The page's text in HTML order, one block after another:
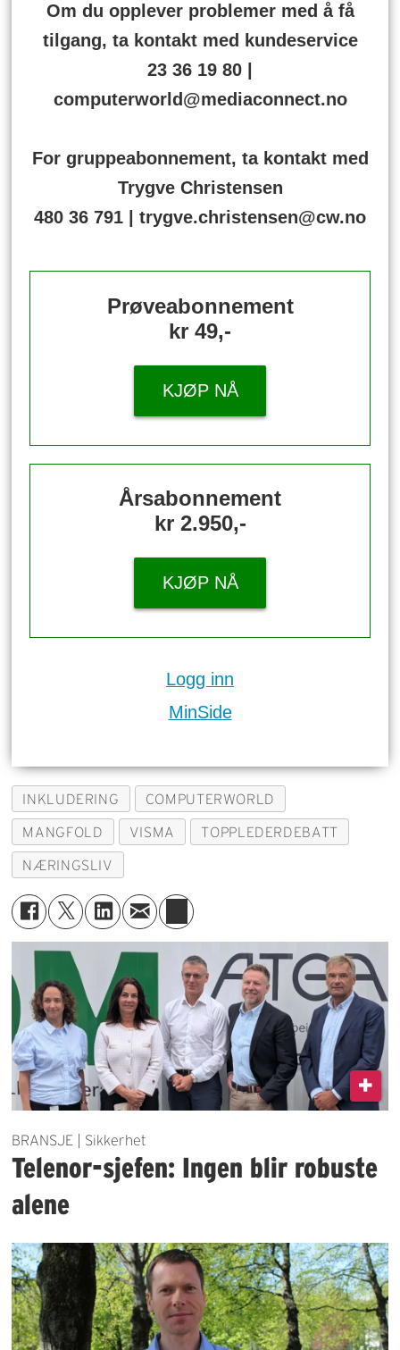
Om du opplever problemer med å få
tilgang, ta kontakt med kundeservice
23 36 19 80 |
computerworld@mediaconnect.no
For gruppeabonnement, ta kontakt med
Trygve Christensen
480 36 791 | trygve.christensen@cw.no
Prøveabonnement
kr 49,-
KJØP NÅ
Årsabonnement
kr 2.950,-
KJØP NÅ
Logg inn
MinSide
INKLUDERING COMPUTERWORLD
MANGFOLD VISMA TOPPLEDERDEBATT
NÆRINGSLIV
BRANSJE | Sikkerhet
Telenor-sjefen: Ingen blir robuste
alene